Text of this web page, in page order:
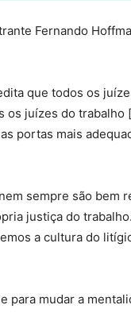
Fernando
que todos os
os juízes do
portas mais
sempre são bem
justiça do
a cultura do
para mudar a